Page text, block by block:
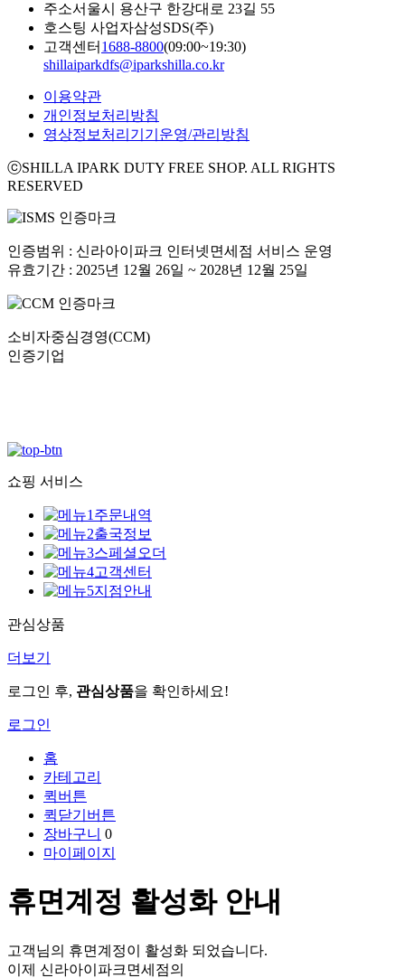
주소서울시 용산구 한강대로 23길 55
호스팅 사업자삼성SDS(주)
고객센터 1688-8800(09:00~19:30)
shillaiparkdfs@iparkshilla.co.kr
이용약관
개인정보처리방침
영상정보처리기기운영/관리방침
ⓒSHILLA IPARK DUTY FREE SHOP. ALL RIGHTS
RESERVED
인증범위 : 신라아이파크 인터넷면세점 서비스 운영
유효기간 : 2025년 12월 26일 ~ 2028년 12월 25일
소비자중심경영(CCM)
인증기업
쇼핑 서비스
주문내역
출국정보
스페셜오더
고객센터
지점안내
관심상품
더보기
로그인 후, 관심상품을 확인하세요!
로그인
홈
카테고리
퀵버튼
퀵닫기버튼
장바구니 0
마이페이지
휴면계정 활성화 안내
고객님의 휴면계정이 활성화 되었습니다.
이제 신라아이파크면세점의